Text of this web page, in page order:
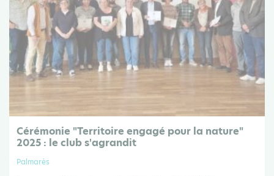
Cérémonie "Territoire engagé pour la nature"
2025 : le club s'agrandit
Palmarès